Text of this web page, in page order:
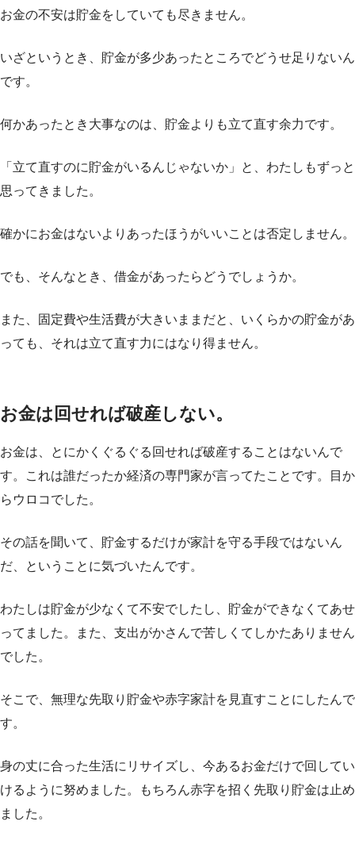
お金の不安は貯金をしていても尽きません。
いざというとき、貯金が多少あったところでどうせ足りないん
です。
何かあったとき大事なのは、貯金よりも立て直す余力です。
「立て直すのに貯金がいるんじゃないか」と、わたしもずっと
思ってきました。
確かにお金はないよりあったほうがいいことは否定しません。
でも、そんなとき、借金があったらどうでしょうか。
また、固定費や生活費が大きいままだと、いくらかの貯金があ
っても、それは立て直す力にはなり得ません。
お金は回せれば破産しない。
お金は、とにかくぐるぐる回せれば破産することはないんで
す。これは誰だったか経済の専門家が言ってたことです。目か
らウロコでした。
その話を聞いて、貯金するだけが家計を守る手段ではないん
だ、ということに気づいたんです。
わたしは貯金が少なくて不安でしたし、貯金ができなくてあせ
ってました。また、支出がかさんで苦しくてしかたありません
でした。
そこで、無理な先取り貯金や赤字家計を見直すことにしたんで
す。
身の丈に合った生活にリサイズし、今あるお金だけで回してい
けるように努めました。もちろん赤字を招く先取り貯金は止め
ました。